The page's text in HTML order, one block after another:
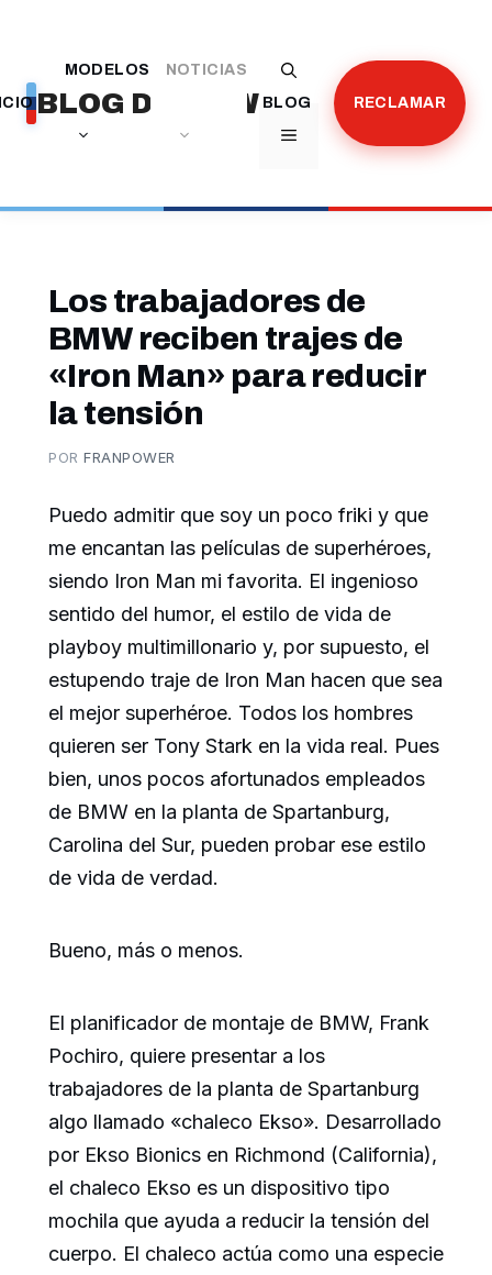
contenido
BLOG DE BMW
MENÚ
MODELOS
NOTICIAS
BLOG
RECLAMAR
Los trabajadores de
BMW reciben trajes de
«Iron Man» para reducir
la tensión
PORFRANPOWER
Puedo admitir que soy un poco friki y que
me encantan las películas de superhéroes,
siendo Iron Man mi favorita. El ingenioso
sentido del humor, el estilo de vida de
playboy multimillonario y, por supuesto, el
estupendo traje de Iron Man hacen que sea
el mejor superhéroe. Todos los hombres
quieren ser Tony Stark en la vida real. Pues
bien, unos pocos afortunados empleados
de BMW en la planta de Spartanburg,
Carolina del Sur, pueden probar ese estilo
de vida de verdad.
Bueno, más o menos.
El planificador de montaje de BMW, Frank
Pochiro, quiere presentar a los
trabajadores de la planta de Spartanburg
algo llamado «chaleco Ekso». Desarrollado
por Ekso Bionics en Richmond (California),
el chaleco Ekso es un dispositivo tipo
mochila que ayuda a reducir la tensión del
cuerpo. El chaleco actúa como una especie